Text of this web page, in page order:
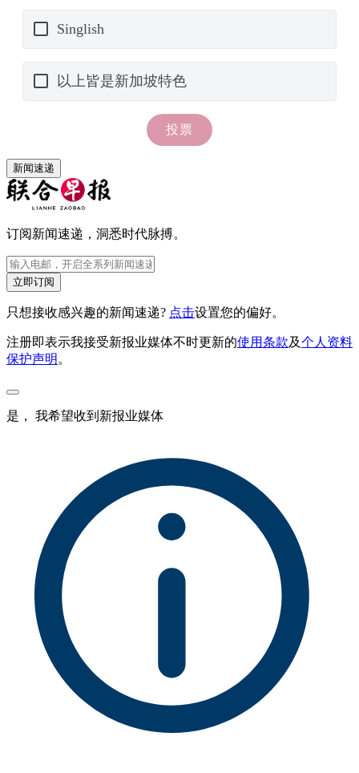
新闻速递
订阅新闻速递，洞悉时代脉搏。
立即订阅
只想接收感兴趣的新闻速递? 点击设置您的偏好。
注册即表示我接受新报业媒体不时更新的使用条款及个人资料
保护声明 。
是， 我希望收到新报业媒体